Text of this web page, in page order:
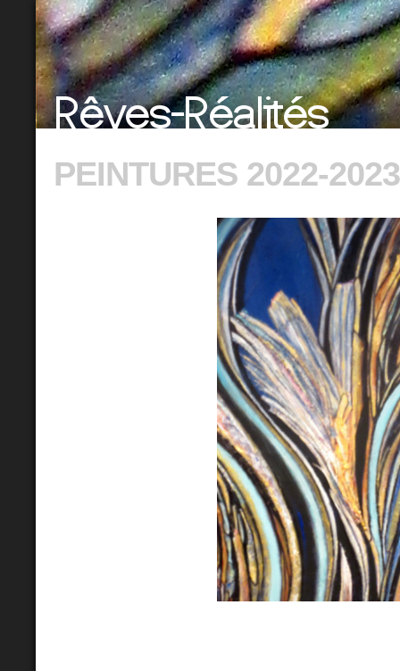
PEINTURES 2022-2023